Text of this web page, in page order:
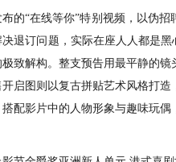
布的“在线等你”特别视频 ，以伪招
决退订问题，实际在座人人都是黑
致解构。 整支预告用最平静的镜
开启图则以复古拼贴艺术风格打
配影片中的人物形象与趣味玩偶